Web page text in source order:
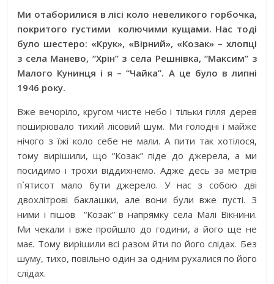
Ми отаборилися в лісі коло невеликого горбочка,
покритого густими колючими кущами. Нас тоді
було шестеро: «Крук», «Вірний», «Козак» – хлопці
з села Манево, “Хрін” з села Решнівка, “Максим” з
Малого Кунинця і я – “Чайка”. А це було в липні
1946 року.
Вже вечоріло, кругом чисте небо і тільки гілля дерев
поширювало тихий лісовий шум. Ми голодні і майже
нічого з їжі коло себе не мали. А пити так хотілося,
тому вирішили, що “Козак” піде до джерела, а ми
посидимо і трохи віддихнемо. Адже десь за метрів
п`ятисот мало бути джерело. У нас з собою дві
двохлітрові баклашки, але вони були вже пусті. З
ними і пішов “Козак” в напрямку села Малі Вікнини.
Ми чекали і вже пройшло до години, а його ще не
має. Тому вирішили всі разом йти по його слідах. Без
шуму, тихо, повільно один за одним рухалися по його
слідах.